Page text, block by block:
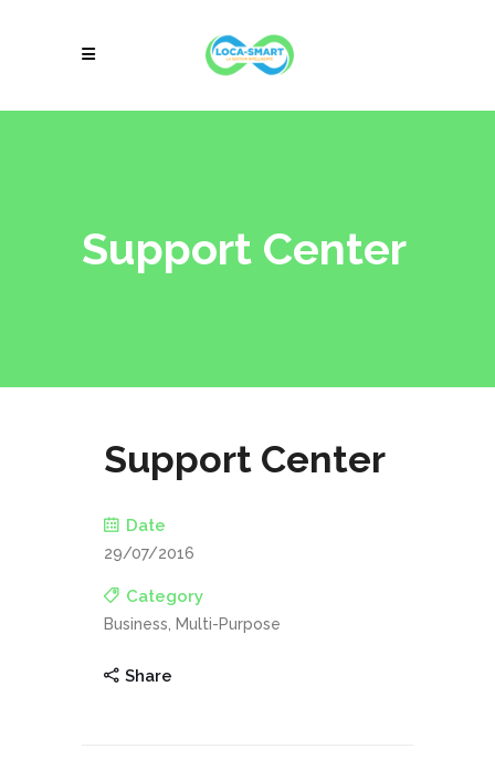
Support Center
Support Center
Date
29/07/2016
Category
Business, Multi-Purpose
Share